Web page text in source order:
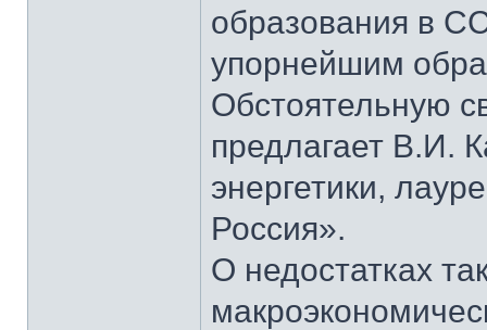
образования в
упорнейшим
Обстоятельную
предлагает В.И.
энергетики,
Россия».
О недостатках